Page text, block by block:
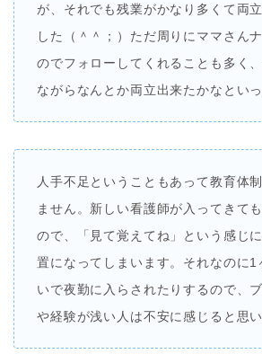
が、それでも残業がかなり多くて両
した（＾＾；）ただ周りにママさん
のでフォローしてくれることも多く
ながらなんとか両立出来たかなとい
人手不足ということもあって教育体
ません。新しい看護師が入ってきて
ので、「見て覚えてね」という感じ
置になってしまいます。それなのに1
いで夜勤に入らされたりするので、
や経験が浅い人は不安に感じると思い